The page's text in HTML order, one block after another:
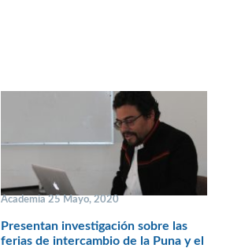
Academia 25 Mayo, 2020
Presentan investigación sobre las
ferias de intercambio de la Puna y el